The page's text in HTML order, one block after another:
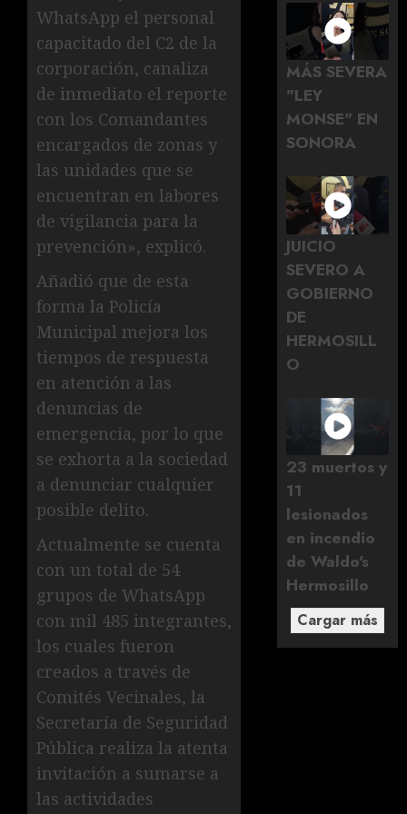
WhatsApp el personal
capacitado del C2 de la
corporación, canaliza
de inmediato el reporte
con los Comandantes
encargados de zonas y
las unidades que se
encuentran en labores
de vigilancia para la
prevención», explicó.
Añadió que de esta
forma la Policía
Municipal mejora los
tiempos de respuesta
en atención a las
denuncias de
emergencia, por lo que
se exhorta a la sociedad
a denunciar cualquier
posible delito.
Actualmente se cuenta
con un total de 54
grupos de WhatsApp
con mil 485 integrantes,
los cuales fueron
creados a través de
Comités Vecinales, la
Secretaría de Seguridad
Pública realiza la atenta
invitación a sumarse a
las actividades
MÁS SEVERA
"LEY
MONSE" EN
SONORA
JUICIO
SEVERO A
GOBIERNO
DE
HERMOSILL
O
23 muertos y
11
lesionados
en incendio
de Waldo's
Hermosillo
Cargar más